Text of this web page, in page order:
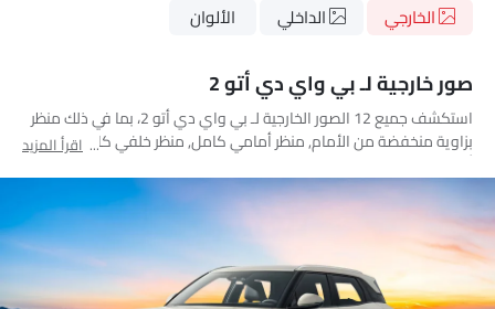
الخارجي الداخلي الألوان
صور خارجية لـ بي واي دي أتو 2
استكشف جميع 12 الصور الخارجية لـ بي واي دي أتو 2، بما في ذلك منظر
بزاوية منخفضة من الأمام, منظر أمامي كامل, منظر خلفي كامل, مصباح
أمامي, مصباح خلفي, عجلة, مصباح الضباب الأمامي, مقبض الباب, منظر
الشبك الأمامي, مرآة السائق الأمامية زاوية, مرآة السائق الخلفية زاوية,
هوائي السقف
اقرأ المزيد